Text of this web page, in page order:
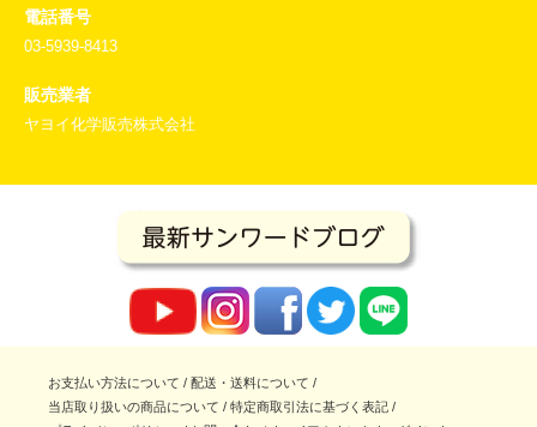
電話番号
03-5939-8413
販売業者
ヤヨイ化学販売株式会社
お支払い方法について / 配送・送料について /
当店取り扱いの商品について / 特定商取引法に基づく表記 /